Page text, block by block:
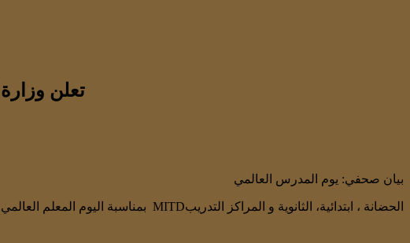
تعلن وزارة
بيان صحفي: يوم المدرس العالمي
بمناسبة اليوم المعلم العالمي ستكون عطلة مدرسية في MITDالحضانة ، ابتدائية، الثانوية و المراكز التدريب